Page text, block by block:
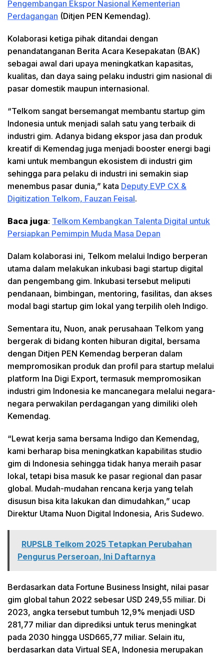
Pengembangan Ekspor Nasional Kementerian
Perdagangan (Ditjen PEN Kemendag).
Kolaborasi ketiga pihak ditandai dengan
penandatanganan Berita Acara Kesepakatan (BAK)
sebagai awal dari upaya meningkatkan kapasitas,
kualitas, dan daya saing pelaku industri gim nasional di
pasar domestik maupun internasional.
“Telkom sangat bersemangat membantu startup gim
Indonesia untuk menjadi salah satu yang terbaik di
industri gim. Adanya bidang ekspor jasa dan produk
kreatif di Kemendag juga menjadi booster energi bagi
kami untuk membangun ekosistem di industri gim
sehingga para pelaku di industri ini semakin siap
menembus pasar dunia,” kata Deputy EVP CX &
Digitization Telkom, Fauzan Feisal.
Baca juga: Telkom Kembangkan Talenta Digital untuk
Persiapkan Pemimpin Muda Masa Depan
Dalam kolaborasi ini, Telkom melalui Indigo berperan
utama dalam melakukan inkubasi bagi startup digital
dan pengembang gim. Inkubasi tersebut meliputi
pendanaan, bimbingan, mentoring, fasilitas, dan akses
modal bagi startup gim lokal yang terpilih oleh Indigo.
Sementara itu, Nuon, anak perusahaan Telkom yang
bergerak di bidang konten hiburan digital, bersama
dengan Ditjen PEN Kemendag berperan dalam
mempromosikan produk dan profil para startup melalui
platform Ina Digi Export, termasuk mempromosikan
industri gim Indonesia ke mancanegara melalui negara-
negara perwakilan perdagangan yang dimiliki oleh
Kemendag.
“Lewat kerja sama bersama Indigo dan Kemendag,
kami berharap bisa meningkatkan kapabilitas studio
gim di Indonesia sehingga tidak hanya meraih pasar
lokal, tetapi bisa masuk ke pasar regional dan pasar
global. Mudah-mudahan rencana kerja yang telah
disusun bisa kita lakukan dan dimudahkan,” ucap
Direktur Utama Nuon Digital Indonesia, Aris Sudewo.
RUPSLB Telkom 2025 Tetapkan Perubahan
Pengurus Perseroan, Ini Daftarnya
Berdasarkan data Fortune Business Insight, nilai pasar
gim global tahun 2022 sebesar USD 249,55 miliar. Di
2023, angka tersebut tumbuh 12,9% menjadi USD
281,77 miliar dan diprediksi untuk terus meningkat
pada 2030 hingga USD665,77 miliar. Selain itu,
berdasarkan data Virtual SEA, Indonesia merupakan